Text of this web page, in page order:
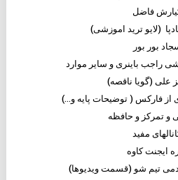
فاضل
(لایو ترید اموزشی)
بور بور
راجب باینری و سایر موارد
علی (گویا ناقصه)
و تمرکز و حافظه
مفید
ایجنت کاوه
تیم شو (قسمت ویدیوها)